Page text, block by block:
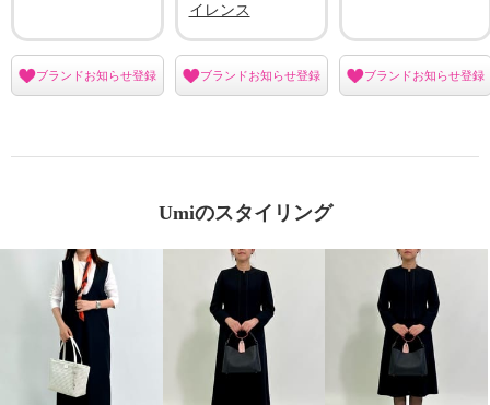
ブランドお知らせ登録
イレンス
ブランドお知らせ登録 ブランドお知らせ登録
Umiのスタイリング